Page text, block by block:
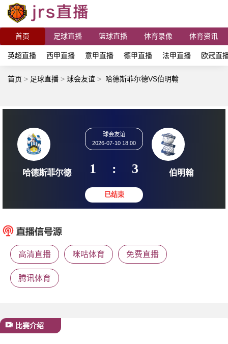
首页 足球直播 篮球直播 体育录像 体育资讯
英超直播 西甲直播 意甲直播 德甲直播 法甲直播 欧冠直
首页 > 足球直播 > 球会友谊 > 哈德斯菲尔德VS伯明翰
哈德斯菲尔德
球会友谊
2026-07-10 18:00
1 : 3 伯
高清直播 咪咕体育 免费直播
腾讯体育
比赛介绍